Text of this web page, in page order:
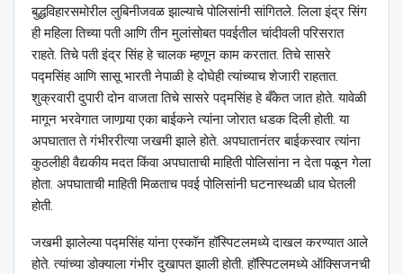
बुद्धविहारसमोरील लुबिनीजवळ झाल्याचे पोलिसांनी सांगितले. लिला इंद्र सिंग
ही महिला तिच्या पती आणि तीन मुलांसोबत पवईतील चांदीवली परिसरात
राहते. तिचे पती इंद्र सिंह हे चालक म्हणून काम करतात. तिचे सासरे
पद्मसिंह आणि सासू भारती नेपाळी हे दोघेही त्यांच्याच शेजारी राहतात.
शुक्रवारी दुपारी दोन वाजता तिचे सासरे पद्मसिंह हे बँकेत जात होते. यावेळी
मागून भरवेगात जाणार्‍या एका बाईकने त्यांना जोरात धडक दिली होती. या
अपघातात ते गंभीररीत्या जखमी झाले होते. अपघातानंतर बाईकस्वार त्यांना
कुठलीही वैद्यकीय मदत किंवा अपघाताची माहिती पोलिसांना न देता पळून गेला
होता. अपघाताची माहिती मिळताच पवई पोलिसांनी घटनास्थळी धाव घेतली
होती.
जखमी झालेल्या पद्मसिंह यांना एस्कॉन हॉस्पिटलमध्ये दाखल करण्यात आले
होते. त्यांच्या डोक्याला गंभीर दुखापत झाली होती. हॉस्पिटलमध्ये ऑक्सिजनची